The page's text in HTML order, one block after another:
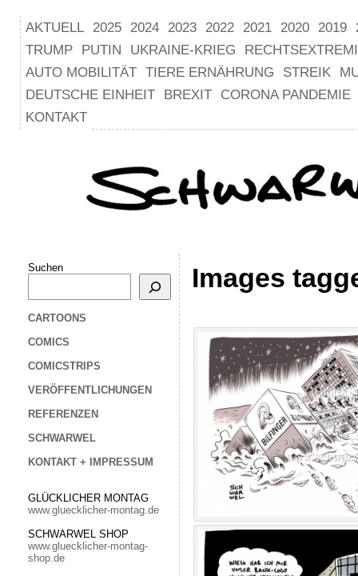
AKTUELL 2025 2024 2023 2022 2021 2020 2019
TRUMP
PUTIN UKRAINE-KRIEG
AUTO MOBILITÄT TIERE ERNÄHRUNG STREIK
DEUTSCHE EINHEIT
BREXIT
CORONA PANDEMIE
KONTAKT
Suchen
CARTOONS
COMICS
COMICSTRIPS
VERÖFFENTLICHUNGEN
REFERENZEN
SCHWARWEL
KONTAKT + IMPRESSUM
GLÜCKLICHER MONTAG
www.gluecklicher-montag.de
SCHWARWEL SHOP
www.gluecklicher-montag-
shop.de
Images